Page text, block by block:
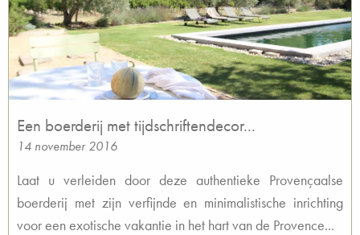
Een boerderij met tijdschriftendecor...
14 november 2016
Laat u verleiden door deze authentieke Provençaalse
boerderij met zijn verfijnde en minimalistische inrichting
voor een exotische vakantie in het hart van de Provence...